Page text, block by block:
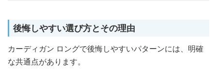
後悔しやすい選び方とその理由
カーディガン ロングで後悔しやすいパターンには、明確
な共通点があります。